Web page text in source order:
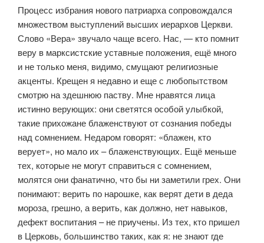
Процесс избрания нового патриарха сопровождался
множеством выступлений высших иерархов Церкви.
Слово «Вера» звучало чаще всего. Нас, — кто помнит
веру в марксистские уставные положения, ещё много
и не только меня, видимо, смущают религиозные
акценты. Крещен я недавно и еще с любопытством
смотрю на здешнюю паству. Мне нравятся лица
истинно верующих: они светятся особой улыбкой,
такие прихожане блаженствуют от сознания победы
над сомнением. Недаром говорят: «блажен, кто
верует», но мало их – блаженствующих. Ещё меньше
тех, которые не могут справиться с сомнением,
молятся они фанатично, что бы ни заметили грех. Они
понимают: верить по нарошке, как верят дети в деда
мороза, грешно, а верить, как должно, нет навыков,
дефект воспитания – не приучены. Из тех, кто пришел
в Церковь, большинство таких, как я: не знают где